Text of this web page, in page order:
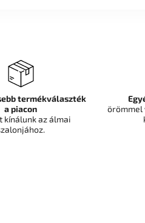
termékválaszték
a piacon
kínálunk az álmai
örömmel